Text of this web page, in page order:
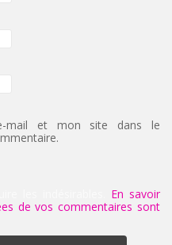
mail et mon site dans le
En savoir
de vos commentaires sont